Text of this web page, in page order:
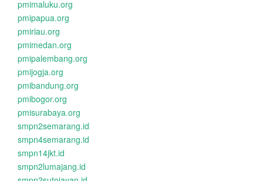
pmimaluku.org
pmipapua.org
pmiriau.org
pmimedan.org
pmipalembang.org
pmijogja.org
pmibandung.org
pmibogor.org
pmisurabaya.org
smpn2semarang.id
smpn4semarang.id
smpn14jkt.id
smpn2lumajang.id